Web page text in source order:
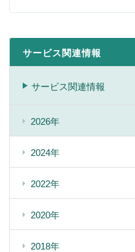
サービス関連情報
サービス関連情報
2026年
2024年
2022年
2020年
2018年